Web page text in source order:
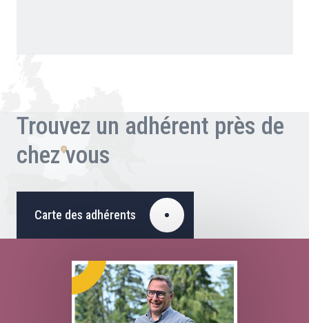
Trouvez un adhérent près de
chez vous
Carte des adhérents